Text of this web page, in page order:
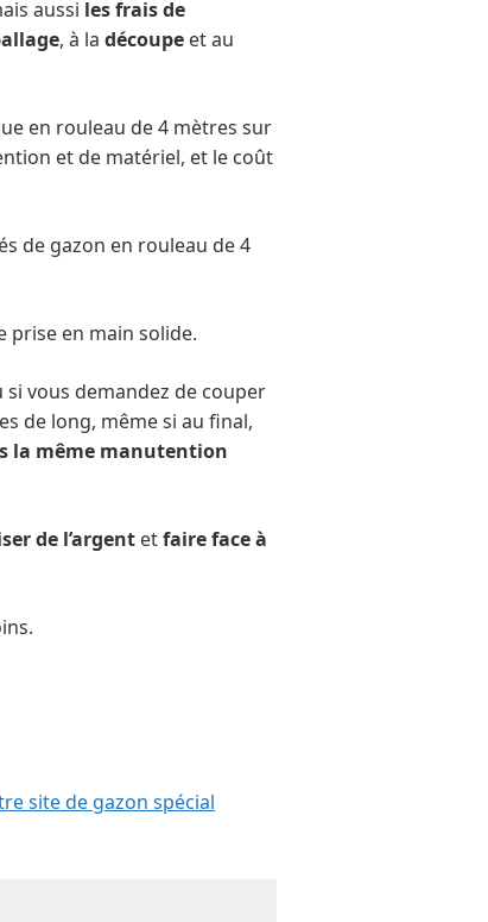
aussi les frais de
, à la découpe et au
en rouleau de 4 mètres sur
et de matériel, et le coût
de gazon en rouleau de 4
prise en main solide.
vous demandez de couper
de long, même si au final,
la même manutention
de l’argent etfaire face à
site de gazon spécial